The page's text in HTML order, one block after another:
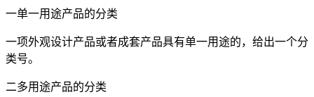
一单一用途产品的分类
一项外观设计产品或者成套产品具有单一用途的，给出一个分
类号。
二多用途产品的分类